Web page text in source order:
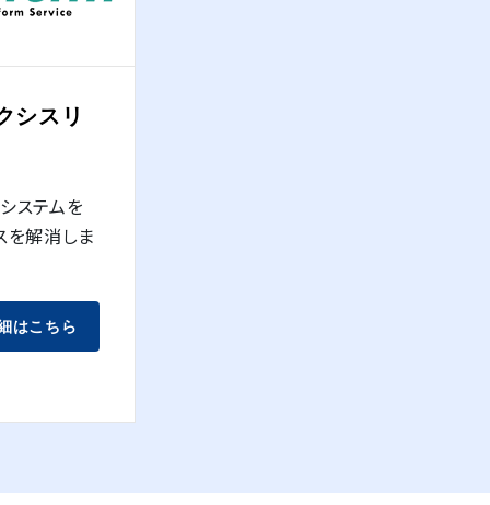
シスリ
ステムを
を解消しま
はこちら